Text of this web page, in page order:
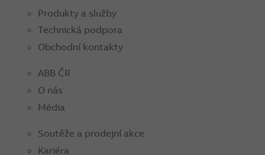
Produkty a služby
Technická podpora
Obchodní kontakty
ABB ČR
O nás
Média
Soutěže a prodejní akce
Kariéra